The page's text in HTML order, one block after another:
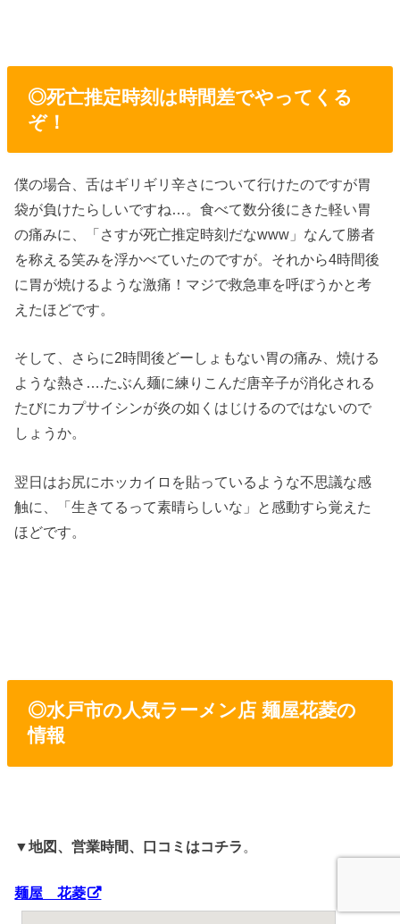
◎死亡推定時刻は時間差でやってくる
ぞ！
僕の場合、舌はギリギリ辛さについて行けたのですが胃
袋が負けたらしいですね…。食べて数分後にきた軽い胃
の痛みに、「さすが死亡推定時刻だなwww」なんて勝者
を称える笑みを浮かべていたのですが。それから4時間後
に胃が焼けるような激痛！マジで救急車を呼ぼうかと考
えたほどです。
そして、さらに2時間後どーしょもない胃の痛み、焼ける
ような熱さ….たぶん麺に練りこんだ唐辛子が消化される
たびにカプサイシンが炎の如くはじけるのではないので
しょうか。
翌日はお尻にホッカイロを貼っているような不思議な感
触に、「生きてるって素晴らしいな」と感動すら覚えた
ほどです。
◎水戸市の人気ラーメン店 麺屋花菱の
情報
▼地図、営業時間、口コミはコチラ 。
麺屋 花菱